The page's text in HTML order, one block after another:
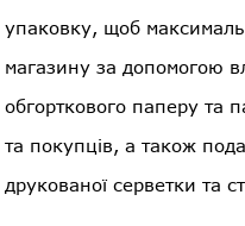
упаковку, щоб
магазину за допомогою
обгорткового паперу та
та покупців, а також
друкованої серветки та